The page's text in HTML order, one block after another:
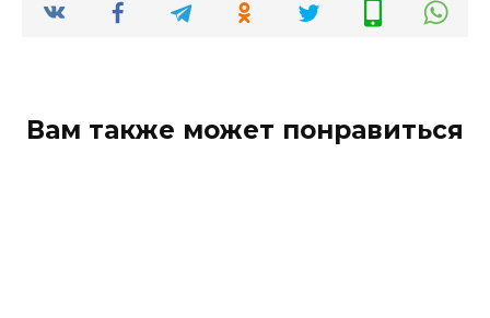
Вам также может понравиться